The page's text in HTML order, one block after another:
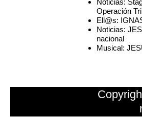
Noticias:
Operación
Ell@s:
Noticias:
nacional
Musical: